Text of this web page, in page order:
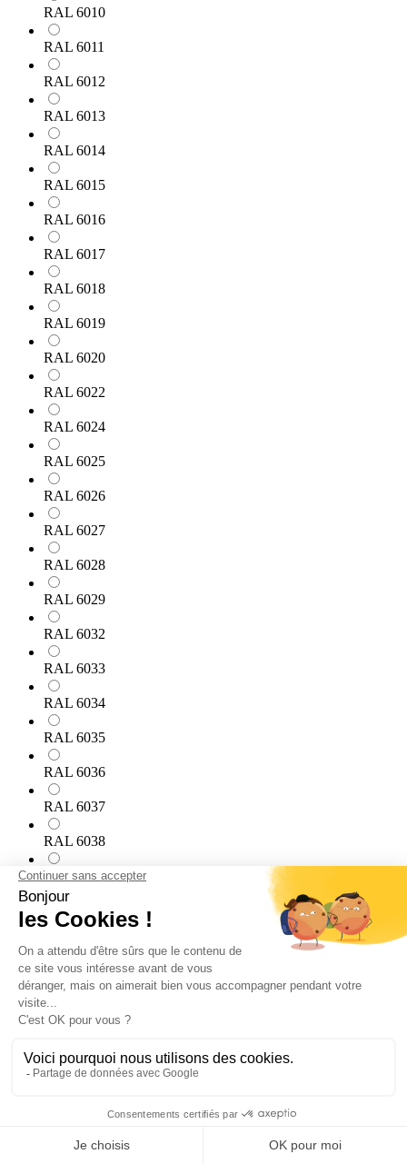
RAL 6010
RAL 6011
RAL 6012
RAL 6013
RAL 6014
RAL 6015
RAL 6016
RAL 6017
RAL 6018
RAL 6019
RAL 6020
RAL 6022
RAL 6024
RAL 6025
RAL 6026
RAL 6027
RAL 6028
RAL 6029
RAL 6032
RAL 6033
RAL 6034
RAL 6035
RAL 6036
RAL 6037
RAL 6038
RAL 7000
RAL 7001
RAL 7002
RAL 7003
RAL 7004
RAL 7006
RAL 7009